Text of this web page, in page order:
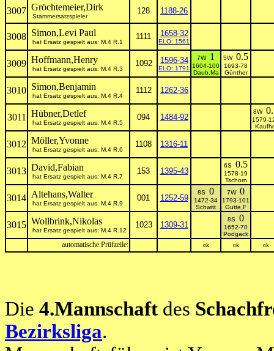
3007 Gröchtemeier,Dirk
Stammersatzspieler
128 1188-26
3008 Simon,Levi Paul
hat Ersatz gespielt aus: M.4 R.1
1111 1658-32
ELO: 1561
3009 Hoffmann,Henry
hat Ersatz gespielt aus: M.4 R.3
1092 1596-34
ELO: 1791
7W 1
1604-100
Daub,Ma
5W 0.5
1693-78
Günther
3010 Simon,Benjamin
hat Ersatz gespielt aus: M.4 R.4
1112 1262-36
3011 Hübner,Detlef
hat Ersatz gespielt aus: M.4 R.5
094 1484-92
8W
1579-
3012 Möller,Yvonne
hat Ersatz gespielt aus: M.4 R.6
1108 1316-11
3013 David,Fabian
hat Ersatz gespielt aus: M.4 R.7
153 1395-43
6S 0.5
1578-19
Tschorn
3014 Altehans,Walter
hat Ersatz gespielt aus: M.4 R.9
001 1252-59
8S 0
1472-34
Schwitt
7W 0
1793-101
Gutte,F
3015 Wollbrink,Nikolas
hat Ersatz gespielt aus: M.4 R.12
1023 1309-31
8S 0
1652-70
Podgack
automatische Prüfzeile: ok ok ok
Die 4.Mannschaft des
Bezirksliga.